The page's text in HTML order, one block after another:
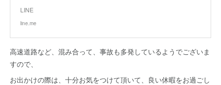
LINE
line.me
高速道路など、混み合って、事故も多発しているようでございま
すので、
お出かけの際は、十分お気をつけて頂いて、良い休暇をお過ごし